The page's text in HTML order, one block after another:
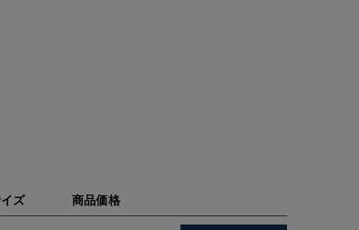
ズ 商品価格